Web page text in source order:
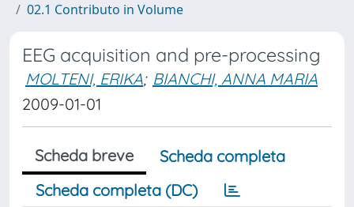
02.1 Contributo in Volume
EEG acquisition and pre-processing
MOLTENI, ERIKA; BIANCHI, ANNA MARIA
2009-01-01
Scheda breve
Scheda completa
Scheda completa (DC)